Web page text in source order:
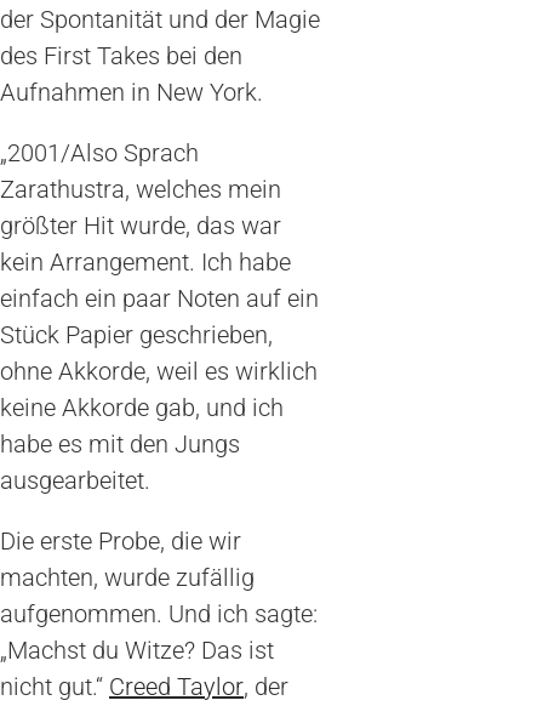
der Spontanität und der Magie
des First Takes bei den
Aufnahmen in New York.
„2001/Also Sprach
Zarathustra, welches mein
größter Hit wurde, das war
kein Arrangement. Ich habe
einfach ein paar Noten auf ein
Stück Papier geschrieben,
ohne Akkorde, weil es wirklich
keine Akkorde gab, und ich
habe es mit den Jungs
ausgearbeitet.
Die erste Probe, die wir
machten, wurde zufällig
aufgenommen. Und ich sagte:
„Machst du Witze? Das ist
nicht gut.“ Creed Taylor, der